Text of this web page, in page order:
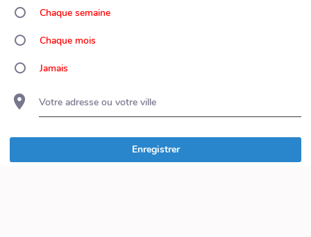
Chaque semaine
Chaque mois
Jamais
Votre adresse ou votre ville